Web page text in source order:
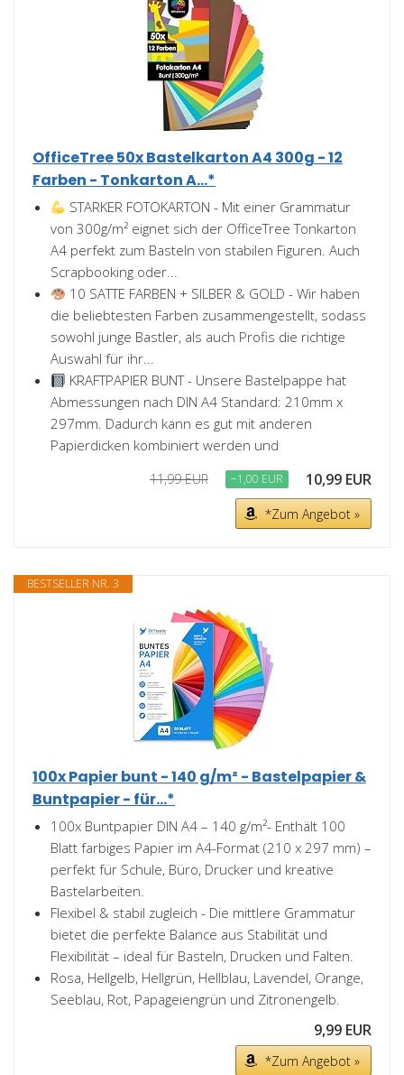
OfficeTree 50x Bastelkarton A4 300g - 12
Farben - Tonkarton A...*
STARKER FOTOKARTON - Mit einer Grammatur
von 300g/m² eignet sich der OfficeTree Tonkarton
A4 perfekt zum Basteln von stabilen Figuren. Auch
Scrapbooking oder...
10 SATTE FARBEN + SILBER & GOLD - Wir haben
die beliebtesten Farben zusammengestellt, sodass
sowohl junge Bastler, als auch Profis die richtige
Auswahl für ihr...
KRAFTPAPIER BUNT - Unsere Bastelpappe hat
Abmessungen nach DIN A4 Standard: 210mm x
297mm. Dadurch kann es gut mit anderen
Papierdicken kombiniert werden und
11,99 EUR −1,00 EUR 10,99 EUR
*Zum Angebot »
BESTSELLER NR. 3
100x Papier bunt - 140 g/m² - Bastelpapier &
Buntpapier - für...*
100x Buntpapier DIN A4 – 140 g/m²- Enthält 100
Blatt farbiges Papier im A4-Format (210 x 297 mm) –
perfekt für Schule, Büro, Drucker und kreative
Bastelarbeiten.
Flexibel & stabil zugleich - Die mittlere Grammatur
bietet die perfekte Balance aus Stabilität und
Flexibilität – ideal für Basteln, Drucken und Falten.
Rosa, Hellgelb, Hellgrün, Hellblau, Lavendel, Orange,
Seeblau, Rot, Papageiengrün und Zitronengelb.
9,99 EUR
*Zum Angebot »